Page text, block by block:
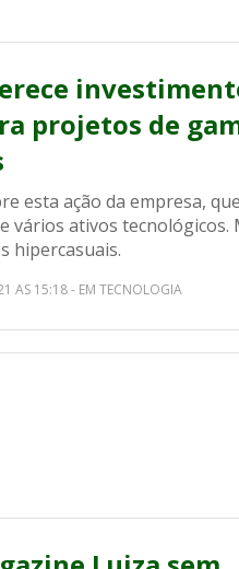
projetos de
esta ação da empresa,
vários ativos tecnológicos.
hipercasuais.
AS 15:18 - EM TECNOLOGIA